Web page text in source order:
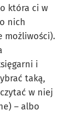
która ci w
nich
możliwości).
i
taką,
w niej
– albo